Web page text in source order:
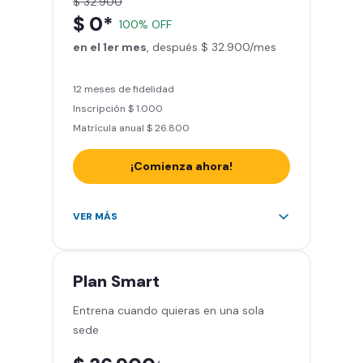
Actívate y baila
Acceso a todas las áreas del
gimnasio - peso libre, peso
grupales
$ 0* 100% OFF
en el 1er mes , después $ 32.900/mes
12 meses de fidelidad
Inscripción $ 1.000
Matrícula anual $ 26.800
¡Comienza ahora!
Acceso a más de 2.000 gimnasios
1 Pase VIP de 15 días para un amigo
Smart Fit app – Tu plan de
entrenamiento personalizado
VER MÁS
Plan Smart
Entrena cuando quieras en una sola
sede